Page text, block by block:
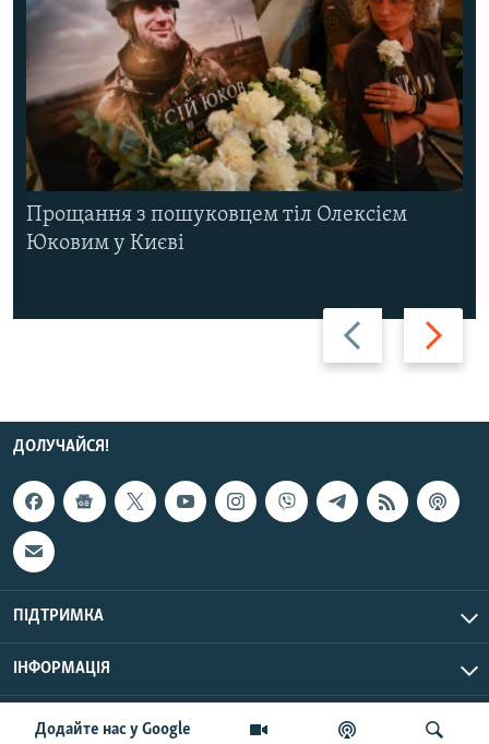
Додайте нас у Google
Назад Вперед
Прощання з пошуковцем тіл Олексієм
Юковим у Києві
ДОЛУЧАЙСЯ!
ПІДТРИМКА
ІНФОРМАЦІЯ
© Радіо Свобода, 2026 | Усі права застережено.
UTC+3